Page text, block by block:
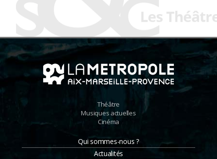
Théâtre
Musiques actuelles
Cinéma
Qui sommes-nous ?
Actualités